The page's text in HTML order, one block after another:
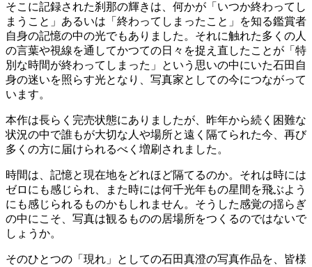
そこに記録された刹那の輝きは、何かが「いつか終わってし
まうこと」あるいは「終わってしまったこと」を知る鑑賞者
自身の記憶の中の光でもありました。それに触れた多くの人
の言葉や視線を通してかつての日々を捉え直したことが「特
別な時間が終わってしまった」という思いの中にいた石田自
身の迷いを照らす光となり、写真家としての今につながって
います。
本作は長らく完売状態にありましたが、昨年から続く困難な
状況の中で誰もが大切な人や場所と遠く隔てられた今、再び
多くの方に届けられるべく増刷されました。
時間は、記憶と現在地をどれほど隔てるのか。それは時には
ゼロにも感じられ、また時には何千光年もの星間を飛ぶよう
にも感じられるものかもしれません。そうした感覚の揺らぎ
の中にこそ、写真は観るものの居場所をつくるのではないで
しょうか。
そのひとつの「現れ」としての石田真澄の写真作品を、皆様